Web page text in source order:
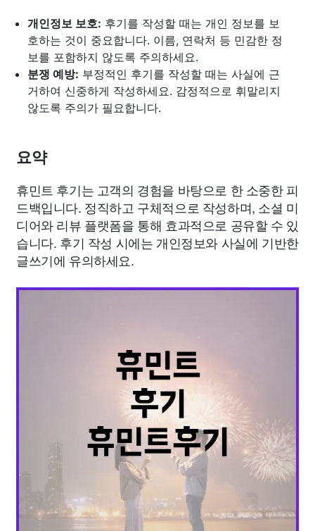
개인정보 보호: 후기를 작성할 때는 개인 정보를 보
호하는 것이 중요합니다. 이름, 연락처 등 민감한 정
보를 포함하지 않도록 주의하세요.
분쟁 예방: 부정적인 후기를 작성할 때는 사실에 근
거하여 신중하게 작성하세요. 감정적으로 휘말리지
않도록 주의가 필요합니다.
요약
휴민트 후기는 고객의 경험을 바탕으로 한 소중한 피
드백입니다. 정직하고 구체적으로 작성하며, 소셜 미
디어와 리뷰 플랫폼을 통해 효과적으로 공유할 수 있
습니다. 후기 작성 시에는 개인정보와 사실에 기반한
글쓰기에 유의하세요.